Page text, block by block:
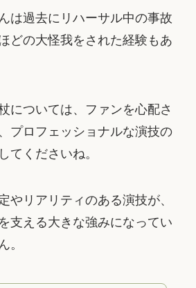
は過去にリハーサル中の事故
どの大怪我をされた経験もあ
については、ファンを心配さ
プロフェッショナルな演技の
てくださいね。
やリアリティのある演技が、
支える大きな強みになってい
。